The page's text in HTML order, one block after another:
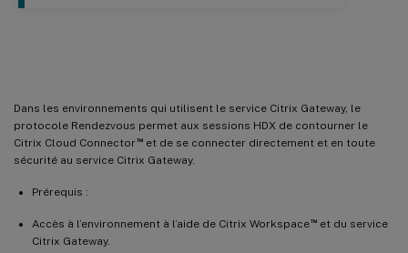
Dans les environnements qui utilisent le service Citrix Gateway, le
protocole Rendezvous permet aux sessions HDX de contourner le
Citrix Cloud Connector™et de se connecter directement et en toute
sécurité au service Citrix Gateway.
Prérequis :
Accès à l’environnement à l’aide de Citrix Workspace™et du service
Citrix Gateway.